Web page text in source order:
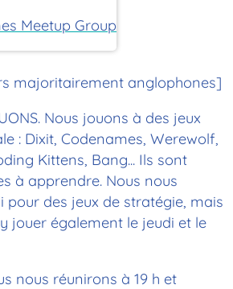
Meetup Group
majoritairement anglophones]
Nous jouons à des jeux
: Dixit, Codenames, Werewolf,
Kittens, Bang... Ils sont
à apprendre. Nous nous
pour des jeux de stratégie, mais
jouer également le jeudi et le
nous réunirons à 19 h et